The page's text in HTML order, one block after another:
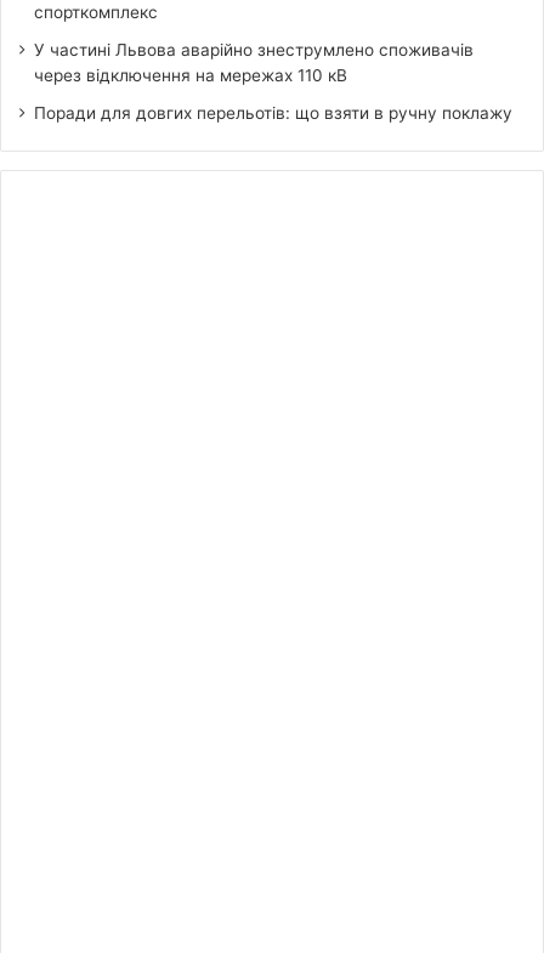
спорткомплекс
У частині Львова аварійно знеструмлено споживачів
через відключення на мережах 110 кВ
Поради для довгих перельотів: що взяти в ручну поклажу